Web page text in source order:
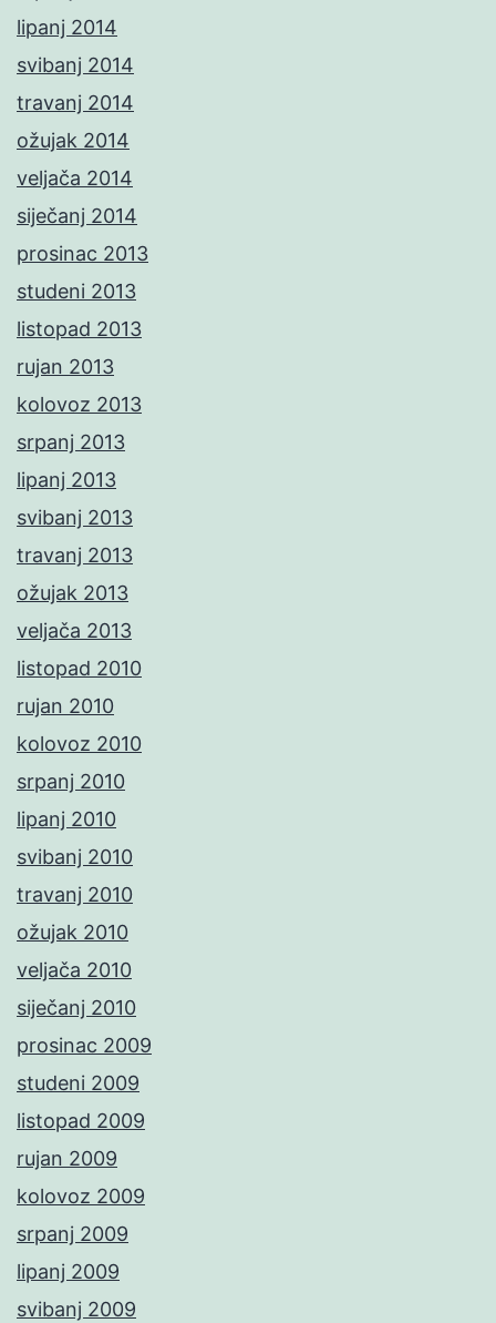
lipanj 2014
svibanj 2014
travanj 2014
ožujak 2014
veljača 2014
siječanj 2014
prosinac 2013
studeni 2013
listopad 2013
rujan 2013
kolovoz 2013
srpanj 2013
lipanj 2013
svibanj 2013
travanj 2013
ožujak 2013
veljača 2013
listopad 2010
rujan 2010
kolovoz 2010
srpanj 2010
lipanj 2010
svibanj 2010
travanj 2010
ožujak 2010
veljača 2010
siječanj 2010
prosinac 2009
studeni 2009
listopad 2009
rujan 2009
kolovoz 2009
srpanj 2009
lipanj 2009
svibanj 2009